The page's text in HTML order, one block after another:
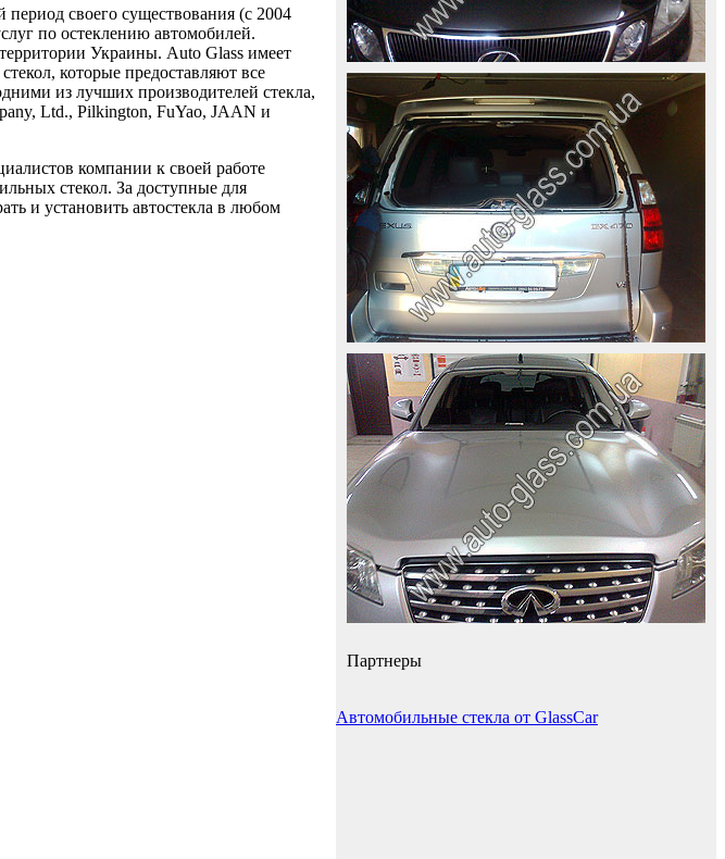
своего существования (с 2004
по остеклению автомобилей.
Украины. Auto Glass имеет
которые предоставляют все
из лучших производителей стекла,
Ltd., Pilkington, FuYao, JAAN и
компании к своей работе
стекол. За доступные для
и установить автостекла в любом
Партнеры
Автомобильные стекла от GlassCar